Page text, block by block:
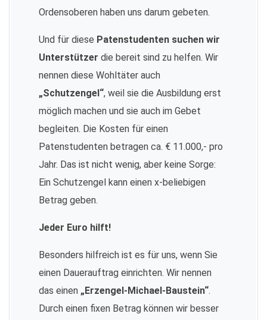
Ordensoberen haben uns darum gebeten.
Und für diese Patenstudenten suchen wir
Unterstützer die bereit sind zu helfen. Wir
nennen diese Wohltäter auch
„Schutzengel“, weil sie die Ausbildung erst
möglich machen und sie auch im Gebet
begleiten. Die Kosten für einen
Patenstudenten betragen ca. € 11.000,- pro
Jahr. Das ist nicht wenig, aber keine Sorge:
Ein Schutzengel kann einen x-beliebigen
Betrag geben.
Jeder Euro hilft!
Besonders hilfreich ist es für uns, wenn Sie
einen Dauerauftrag einrichten. Wir nennen
das einen „Erzengel-Michael-Baustein“.
Durch einen fixen Betrag können wir besser